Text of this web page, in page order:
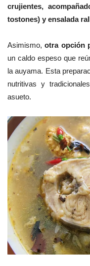
crujientes,
tostones) y ensalada
Asimismo,otra opción
un caldo espeso que
la auyama. Esta
nutritivas y
asueto.